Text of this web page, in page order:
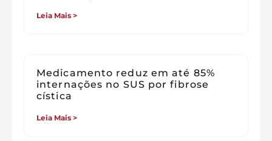
Leia Mais >
Medicamento reduz em até 85%
internações no SUS por fibrose
cística
Leia Mais >